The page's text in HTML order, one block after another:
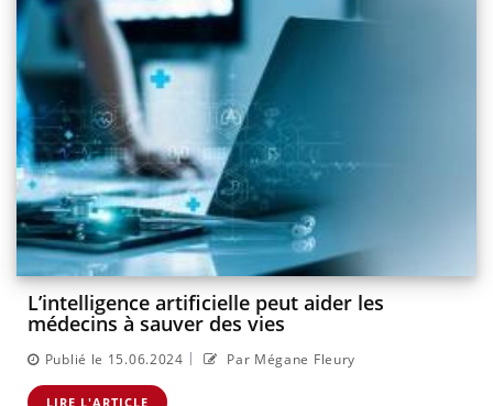
L’intelligence artificielle peut aider les
médecins à sauver des vies
Publié le 15.06.2024 | Par Mégane Fleury
LIRE L'ARTICLE